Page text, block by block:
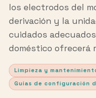
los electrodos del
derivación y la
cuidados
doméstico ofrecerá
Limpieza y
Guías de configuración